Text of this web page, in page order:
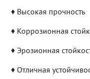
♦ Высокая прочность
♦ Коррозионная
♦ Эрозионная
♦ Отличная